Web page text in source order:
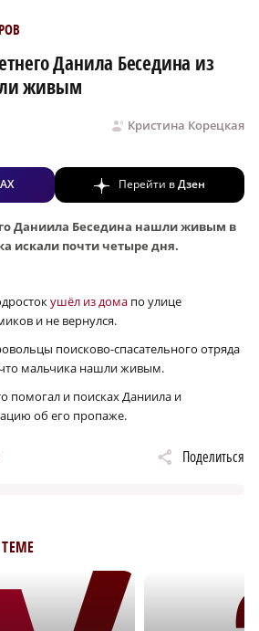
Данила Беседина из
живым
Кристина Корецкая
Перейти вДзен
Даниила Беседина нашли живым в
искали почти четыре дня.
ушёл из дома по улице
и не вернулся.
поисково-спасательного отряда
мальчика нашли живым.
помогал и поисках Даниила и
об его пропаже.
Поделиться